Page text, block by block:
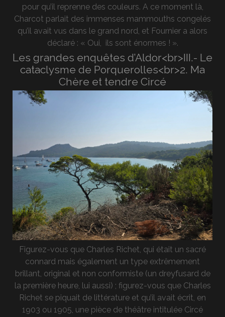
pour qu’il reprenne des couleurs. A ce moment là,
Charcot parlait des immenses mammouths congelés
qu’il avait vus dans le grand nord, et Fournier a alors
déclaré : « Oui, ils sont énormes ! ».
Les grandes enquêtes d’Aldor<br>III.- Le
cataclysme de Porquerolles<br>2. Ma
Chère et tendre Circé
Figurez-vous que Charles Richet, qui était un sacré
connard mais également un type extrêmement
brillant, original et non conformiste (un dreyfusard de
la première heure, lui aussi) ; figurez-vous que Charles
Richet se piquait de littérature et qu’il avait écrit, en
1903 ou 1905, une pièce de théâtre intitulée Circé